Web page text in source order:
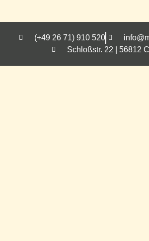
(+49 26 71) 910 520
Schloßstr. 22 | 56812